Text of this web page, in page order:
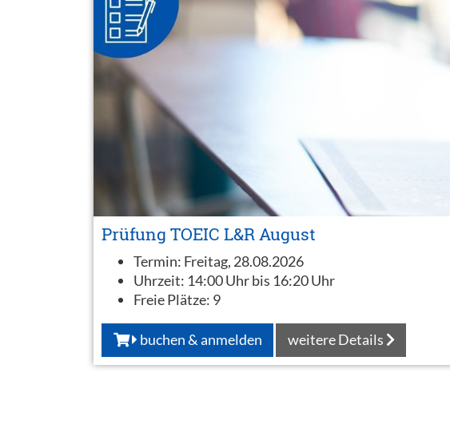
Prüfung TOEIC L&R August
Termin: Freitag, 28.08.2026
Uhrzeit: 14:00 Uhr bis 16:20 Uhr
Freie Plätze: 9
buchen & anmelden weitere Details